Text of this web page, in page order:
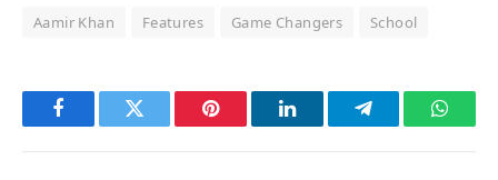
Aamir Khan Features Game Changers School
FacebookTwitter Pinterest LinkedInTelegram